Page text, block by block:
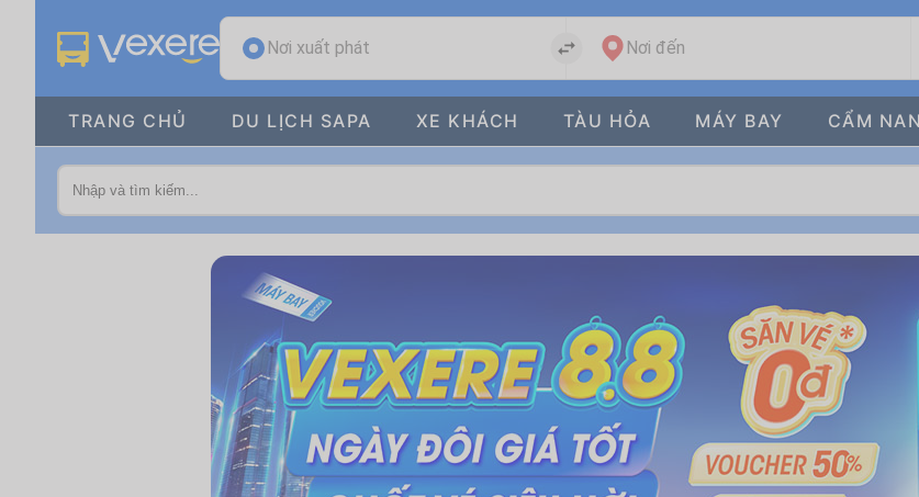
Nơi xuất phát Nơi đến
TRANG CHỦ DU LỊCH SAPA XE KHÁCH TÀU HỎA MÁY BAY CẨM